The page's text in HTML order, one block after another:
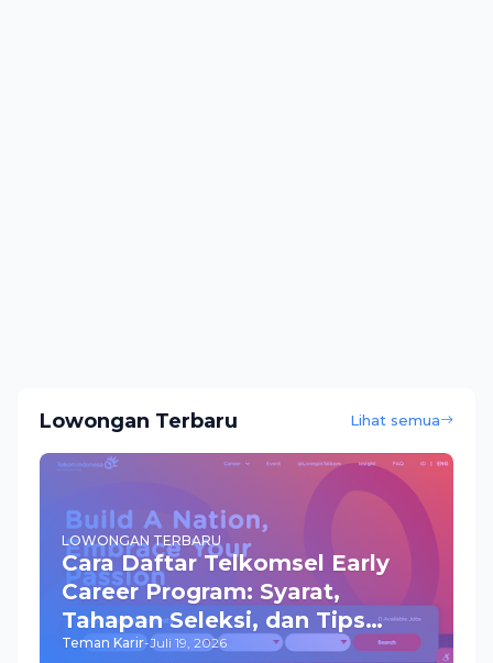
Lowongan Terbaru Lihat semua
LOWONGAN TERBARU
Cara Daftar Telkomsel Early
Career Program: Syarat,
Tahapan Seleksi, dan Tips
Lolos
Teman Karir-Juli 19, 2026